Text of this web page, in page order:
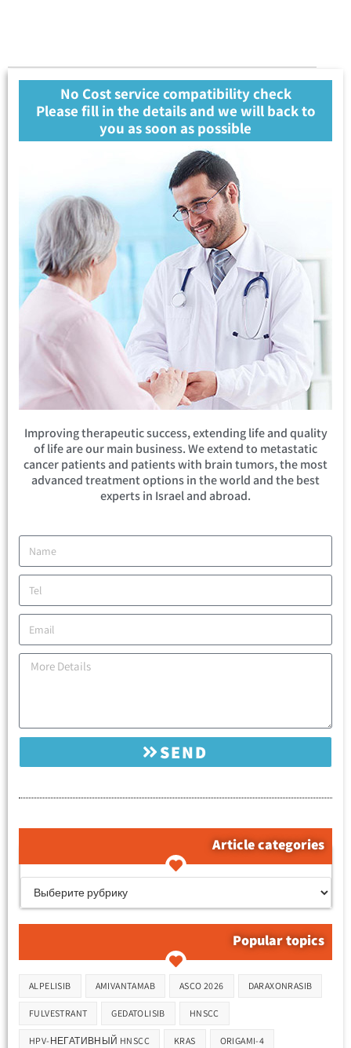
No Cost service compatibility check
Please fill in the details and we will back to
you as soon as possible
Improving therapeutic success, extending life and quality
of life are our main business. We extend to metastatic
cancer patients and patients with brain tumors, the most
advanced treatment options in the world and the best
experts in Israel and abroad.
SEND
Article categories
Popular topics
ALPELISIB AMIVANTAMAB ASCO 2026 DARAXONRASIB
FULVESTRANT GEDATOLISIB HNSCC
HPV-НЕГАТИВНЫЙ HNSCC KRAS ORIGAMI-4